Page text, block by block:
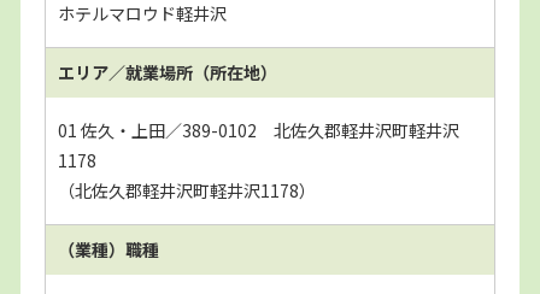
ホテルマロウド軽井沢
エリア／就業場所（所在地）
01 佐久・上田／389-0102 北佐久郡軽井沢町軽井沢
1178
（北佐久郡軽井沢町軽井沢1178）
（業種）職種